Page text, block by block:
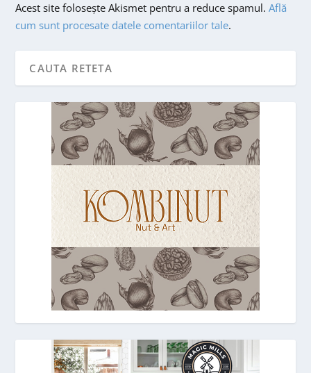
Acest site folosește Akismet pentru a reduce spamul.Află
cum sunt procesate datele comentariilor tale.